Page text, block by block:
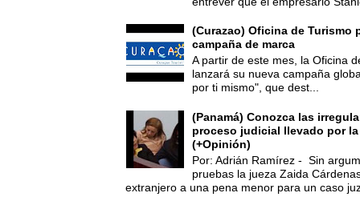
(Curazao) Oficina de Turismo
campaña de marca
A partir de este mes, la Oficina
lanzará su nueva campaña
por ti mismo", que dest...
(Panamá) Conozca las
proceso judicial llevado por
(+Opinión)
Por: Adrián Ramírez - Sin
pruebas la jueza Zaida
extranjero a una pena menor para un caso